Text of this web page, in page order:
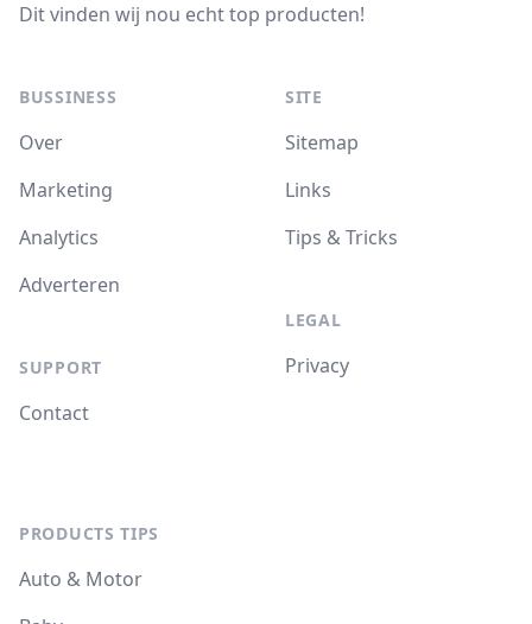
Dit vinden wij nou echt top producten!
BUSSINESS
Over
Marketing
Analytics
Adverteren
SUPPORT
Contact
SITE
Sitemap
Links
Tips & Tricks
LEGAL
Privacy
PRODUCTS TIPS
Auto & Motor